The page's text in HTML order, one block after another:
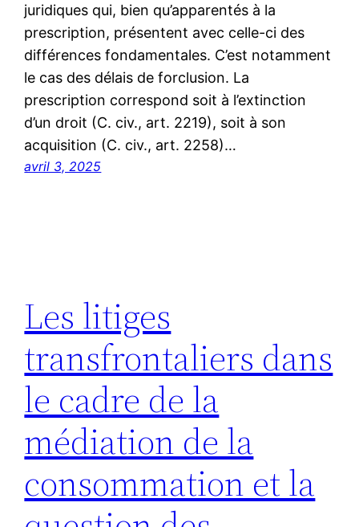
juridiques qui, bien qu’apparentés à la
prescription, présentent avec celle-ci des
différences fondamentales. C’est notamment
le cas des délais de forclusion. La
prescription correspond soit à l’extinction
d’un droit (C. civ., art. 2219), soit à son
acquisition (C. civ., art. 2258)…
avril 3, 2025
Les litiges
transfrontaliers dans
le cadre de la
médiation de la
consommation et la